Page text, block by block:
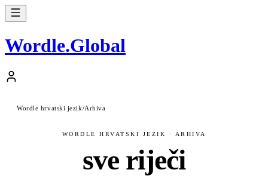
Wordle.Global
Wordle hrvatski jezik/Arhiva
WORDLE HRVATSKI JEZIK · ARHIVA
sve riječi